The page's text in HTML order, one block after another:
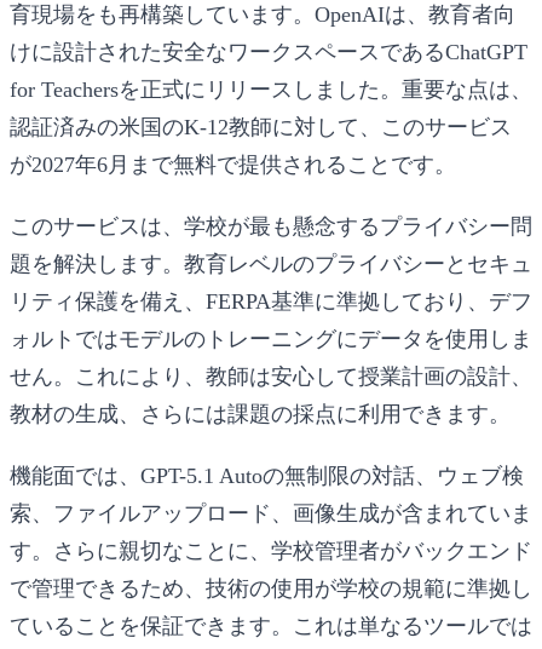
育現場をも再構築しています。OpenAIは、教育者向
けに設計された安全なワークスペースであるChatGPT
for Teachersを正式にリリースしました。重要な点は、
認証済みの米国のK-12教師に対して、このサービス
が2027年6月まで無料で提供されることです。
このサービスは、学校が最も懸念するプライバシー問
題を解決します。教育レベルのプライバシーとセキュ
リティ保護を備え、FERPA基準に準拠しており、デフ
ォルトではモデルのトレーニングにデータを使用しま
せん。これにより、教師は安心して授業計画の設計、
教材の生成、さらには課題の採点に利用できます。
機能面では、GPT-5.1 Autoの無制限の対話、ウェブ検
索、ファイルアップロード、画像生成が含まれていま
す。さらに親切なことに、学校管理者がバックエンド
で管理できるため、技術の使用が学校の規範に準拠し
ていることを保証できます。これは単なるツールでは